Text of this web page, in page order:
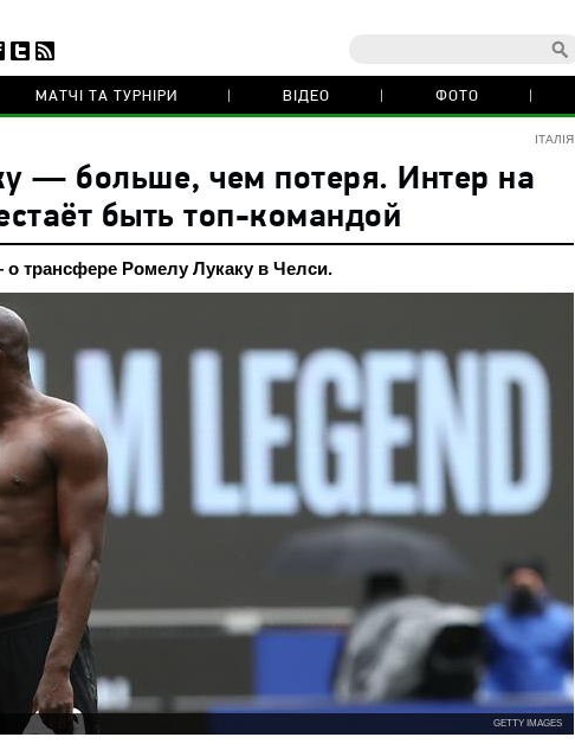
МАТЧІ ТА ТУРНІРИ ВІДЕО ФОТО
ІТАЛІЯ
— больше, чем потеря. Интер на
быть топ-командой
трансфере Ромелу Лукаку в Челси.
GETTY IMAGES